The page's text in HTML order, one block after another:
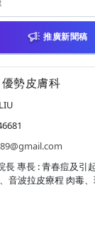
推廣新聞稿
勢皮膚科
長 專長 : 青春痘及引
音波拉皮療程 肉毒